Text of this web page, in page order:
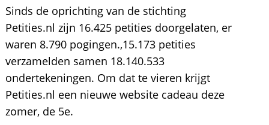
Sinds de oprichting van de stichting
Petities.nl zijn 16.425 petities doorgelaten, er
waren 8.790 pogingen.,15.173 petities
verzamelden samen 18.140.533
ondertekeningen. Om dat te vieren krijgt
Petities.nl een nieuwe website cadeau deze
zomer, de 5e.